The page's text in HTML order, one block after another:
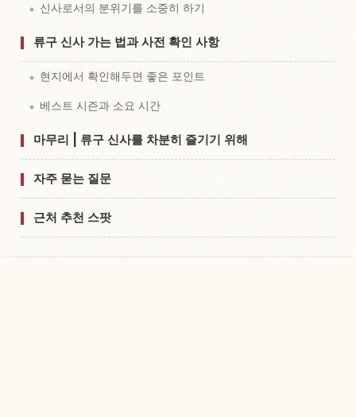
신사로서의 분위기를 소중히 하기
류구 신사 가는 법과 사전 확인 사항
현지에서 확인해두면 좋은 포인트
베스트 시즌과 소요 시간
마무리 | 류구 신사를 차분히 즐기기 위해
자주 묻는 질문
근처 추천 스팟